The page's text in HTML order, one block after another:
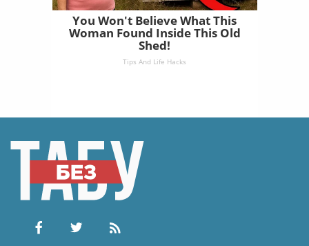
You Won't Believe What This
Woman Found Inside This Old
Shed!
Tips And Life Hacks